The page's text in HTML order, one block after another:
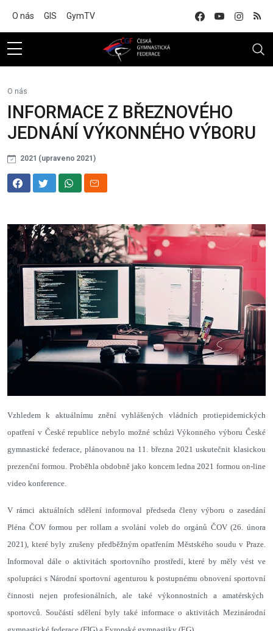
O nás GIS GymTV
O nás
INFORMACE Z BŘEZNOVÉHO
JEDNÁNÍ VÝKONNÉHO VÝBORU
2021 (upraveno 2021)
Vzhledem k aktuálnímu znění vyhlášených vládních protiepidemických
opatření v České republice nebylo možné schůzi Výkonného výboru České
gymnastické federace, plánovanou na 11. března 2021 uskutečnit klasickou
prezenční formou. Proběhla obdobně jako koncem ledna 2021 formou on-line
video konference.
V rámci aktuálních sdělení informoval předseda členy výboru o zasedání
Pléna ČOV formou per rollam a svolání voleb do orgánů ČOV (26. února
2021), které byly zrušeny předběžným opatřením Městského soudu v Praze.
Informoval dále o aktivitách sportovního prostředí, které by měly vést ve
spolupráci s Národní sportovní agenturou k postupnému obnovení sportovní
činnosti nejen profesionálních, ale také výkonnostních a amatérských
sportovců. Součástí sdělení byly také informace o aktivitách Mezinárodní